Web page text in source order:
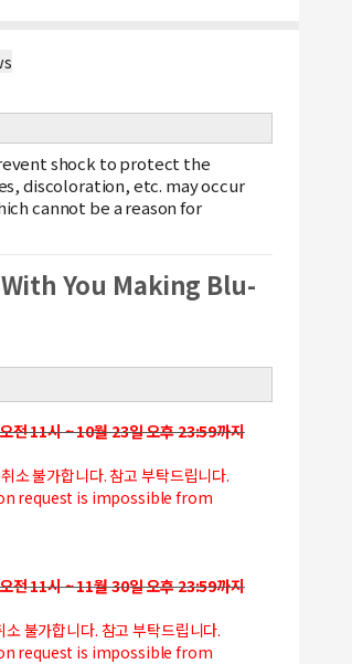
shock to protect the
discoloration, etc. may occur
cannot be a reason for
You Making Blu-
전 11시 ~ 10월 23일 오후 23:59까지
소 불가합니다. 참고 부탁드립니다.
request is impossible from
전 11시 ~ 11월 30일 오후 23:59까지
불가합니다. 참고 부탁드립니다.
request is impossible from